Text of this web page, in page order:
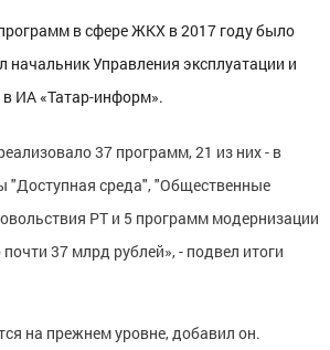
в сфере ЖКХ в 2017 году было
Управления эксплуатации и
ИА «Татар-информ».
37 программ, 21 из них - в
"Доступная среда", "Общественные
РТ и 5 программ модернизации
37 млрд рублей», - подвел итоги
на прежнем уровне, добавил он.